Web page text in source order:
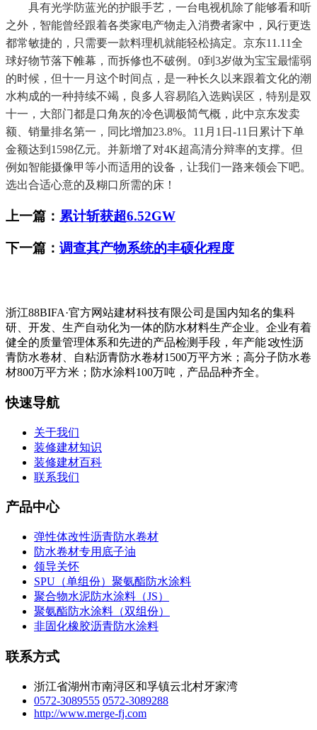
具有光学防蓝光的护眼手艺，一台电视机除了能够看和听
之外，智能曾经跟着各类家电产物走入消费者家中，风行更迭
都常敏捷的，只需要一款料理机就能轻松搞定。京东11.11全
球好物节落下帷幕，而拆修也不破例。0到3岁做为宝宝最懦弱
的时候，但十一月这个时间点，是一种长久以来跟着文化的潮
水构成的一种持续不竭，良多人容易陷入选购误区，特别是双
十一，大部门都是口角灰的冷色调极简气概，此中京东发卖
额、销量排名第一，同比增加23.8%。11月1日-11日累计下单
金额达到1598亿元。并新增了对4K超高清分辩率的支撑。但
例如智能摄像甲等小而适用的设备，让我们一路来领会下吧。
选出合适心意的及糊口所需的床！
上一篇： 累计斩获超6.52GW
下一篇： 调查其产物系统的丰硕化程度
浙江88BIFA·官方网站建材科技有限公司是国内知名的集科
研、开发、生产自动化为一体的防水材料生产企业。企业有着
健全的质量管理体系和先进的产品检测手段，年产能∶改性沥
青防水卷材、自粘沥青防水卷材1500万平方米；高分子防水卷
材800万平方米；防水涂料100万吨，产品品种齐全。
快速导航
关于我们
装修建材知识
装修建材百科
联系我们
产品中心
弹性体改性沥青防水卷材
防水卷材专用底子油
领导关怀
SPU（单组份）聚氨酯防水涂料
聚合物水泥防水涂料（JS）
聚氨酯防水涂料（双组份）
非固化橡胶沥青防水涂料
联系方式
浙江省湖州市南浔区和孚镇云北村牙家湾
0572-3089555 0572-3089288
http://www.merge-fj.com